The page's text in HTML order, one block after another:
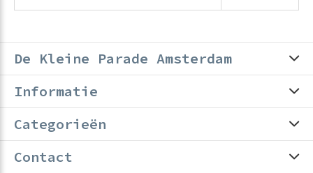
De Kleine Parade Amsterdam
Informatie
Categorieën
Contact